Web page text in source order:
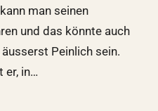
man seinen
und das könnte auch
Peinlich sein.
er, in…